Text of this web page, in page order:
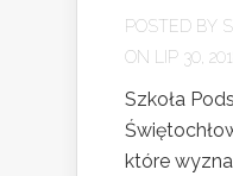
POSTED BY
ON LIP 30,
Szkoła
które